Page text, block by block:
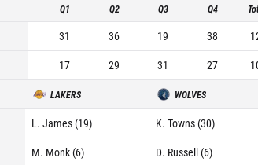
Q1 Q2 Q3 Q4
31 36 19 38
17 29 31 27
LAKERS WOLVES
L. James (19)
K. Towns (30)
M. Monk (6)
D. Russell (6)